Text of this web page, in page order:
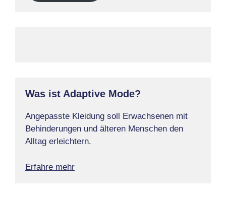
Was ist Adaptive Mode?
Angepasste Kleidung soll Erwachsenen mit
Behinderungen und älteren Menschen den
Alltag erleichtern.
Erfahre mehr